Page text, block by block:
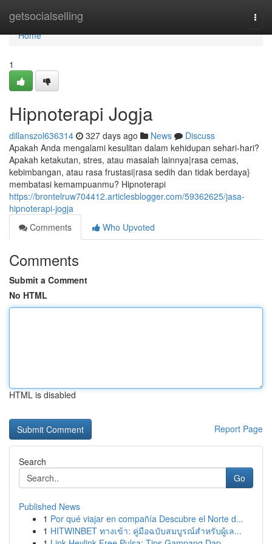
getsocialselling
Home
Home
1
Hipnoterapi Jogja
dillanszol636314 327 days ago News
Discuss
Apakah Anda mengalami kesulitan dalam kehidupan sehari-hari?
Apakah ketakutan, stres, atau masalah lainnya|rasa cemas,
kebimbangan, atau rasa frustasi|rasa sedih dan tidak berdaya}
membatasi kemampuanmu? Hipnoterapi
https://brontelruw704412.articlesblogger.com/59362625/jasa-
hipnoterapi-jogja
Comments
Who Upvoted
Comments
Submit a Comment
No HTML
HTML is disabled
Report Page
Search
Go
Published News
1 Por qué viajar en compañía Descubre el Norte d...
1 HITWINBET ทางเข้า: คู่มือฉบับสมบูรณ์สำหรับผู้เล...